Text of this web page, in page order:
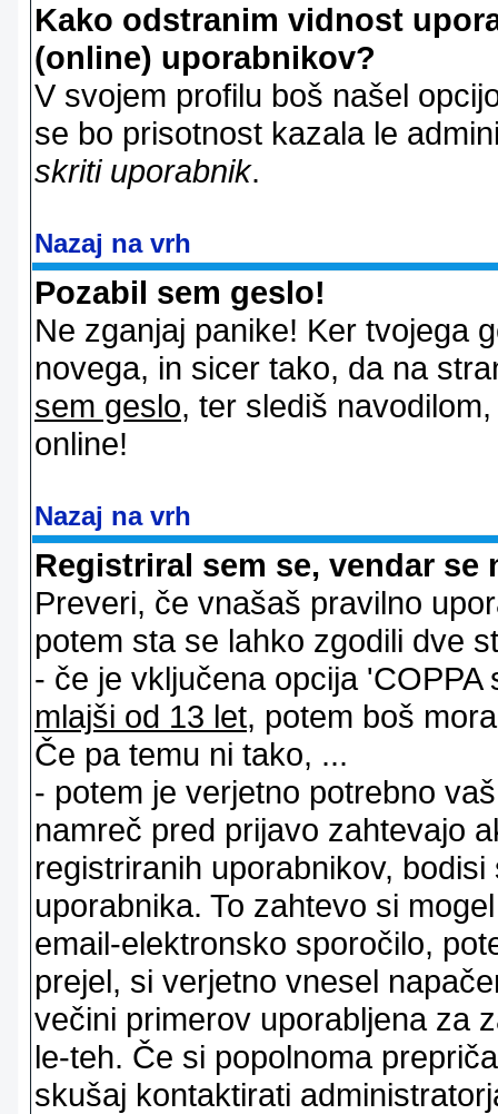
Kako odstranim vidnost
(online) uporabnikov?
V svojem profilu boš našel
se bo prisotnost kazala le
skriti uporabnik.
Nazaj na vrh
Pozabil sem geslo!
Ne zganjaj panike! Ker tvojega
novega, in sicer tako, da na
sem geslo, ter slediš
online!
Nazaj na vrh
Registriral sem se, vendar
Preveri, če vnašaš pravilno
potem sta se lahko zgodili dve
- če je vključena opcija
mlajši od 13 let, potem boš
Če pa temu ni tako, ...
- potem je verjetno potrebno
namreč pred prijavo zahtevajo
registriranih uporabnikov,
uporabnika. To zahtevo si
email-elektronsko sporočilo,
prejel, si verjetno vnesel
večini primerov uporabljena za
le-teh. Če si popolnoma
skušaj kontaktirati